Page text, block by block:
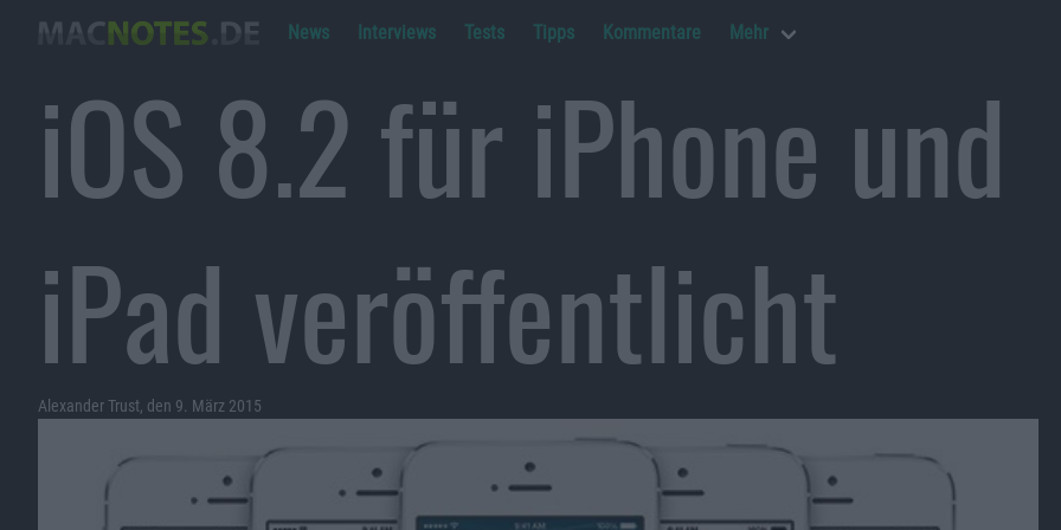
News Interviews Tests Tipps Kommentare Mehr
iOS 8.2 für iPhone und
iPad veröffentlicht
Alexander Trust, den 9. März 2015